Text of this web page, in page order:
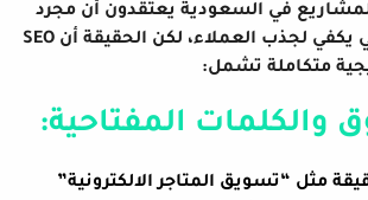
في السعودية يعتقدون أن مجرد
إنشاء موقع إلكتروني يكفي لجذب العملاء، لكن الحقيقة أن SEO
متكاملة تشمل:
والكلمات المفتاحية:
مثل “تسويق المتاجر الالكترونية”